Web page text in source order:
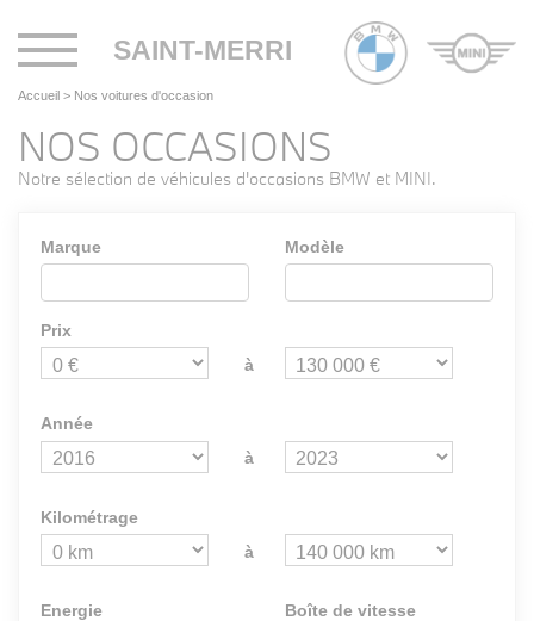
SAINT-MERRI
Toggle
navigation
Accueil > Nos voitures d'occasion
NOS OCCASIONS
Notre sélection de véhicules d'occasions BMW et MINI.
Marque Modèle
Prix
à
Année
à
Kilométrage
à
Energie Boîte de vitesse